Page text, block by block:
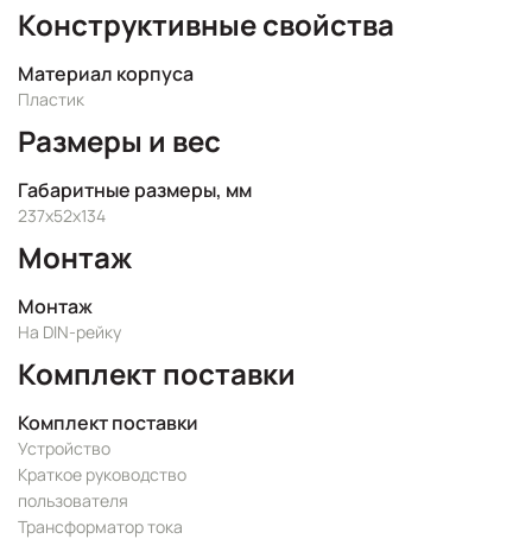
Конструктивные свойства
Материал корпуса
Пластик
Размеры и вес
Габаритные размеры, мм
237х52х134
Монтаж
Монтаж
На DIN-рейку
Комплект поставки
Комплект поставки
Устройство
Краткое руководство
пользователя
Трансформатор тока